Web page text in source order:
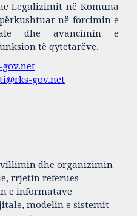
Legalizimit në Komuna
në forcimin e
dhe avancimin e
të qytetarëve.
gov.net
dhe organizimin
rrjetin referues
e informatave
modelin e sistemit